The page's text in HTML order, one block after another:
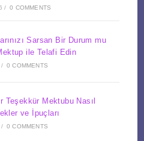
/ 0 COMMENTS
Sarsan Bir Durum mu
ile Telafi Edin
/ 0 COMMENTS
Teşekkür Mektubu Nasıl
ve İpuçları
/ 0 COMMENTS